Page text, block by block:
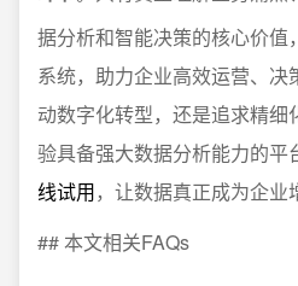
据分析和智能决策的核心价
系统，助力企业高效运营、决
动数字化转型，还是追求精
验具备强大数据分析能力的平
线试用，让数据真正成为企业
## 本文相关FAQs